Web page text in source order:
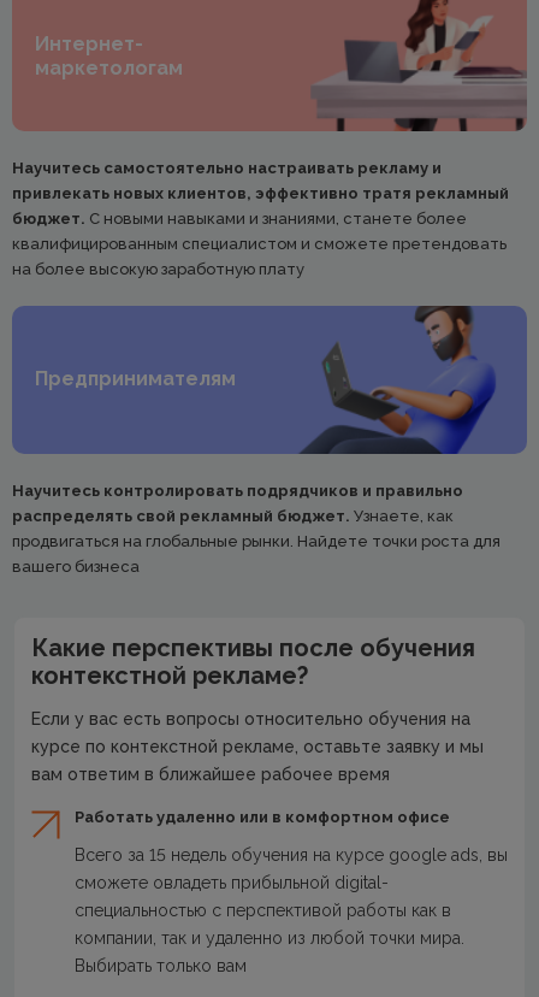
Интернет-
маркетологам
Научитесь самостоятельно настраивать рекламу и
привлекать новых клиентов, эффективно тратя рекламный
бюджет. С новыми навыками и знаниями, станете более
квалифицированным специалистом и сможете претендовать
на более высокую заработную плату
Предпринимателям
Научитесь контролировать подрядчиков и правильно
распределять свой рекламный бюджет. Узнаете, как
продвигаться на глобальные рынки. Найдете точки роста для
вашего бизнеса
Какие перспективы после обучения
контекстной рекламе?
Если у вас есть вопросы относительно обучения на
курсе по контекстной рекламе, оставьте заявку и мы
вам ответим в ближайшее рабочее время
Работать удаленно или в комфортном офисе
Всего за 15 недель обучения на курсе google ads, вы
сможете овладеть прибыльной digital-
специальностью с перспективой работы как в
компании, так и удаленно из любой точки мира.
Выбирать только вам